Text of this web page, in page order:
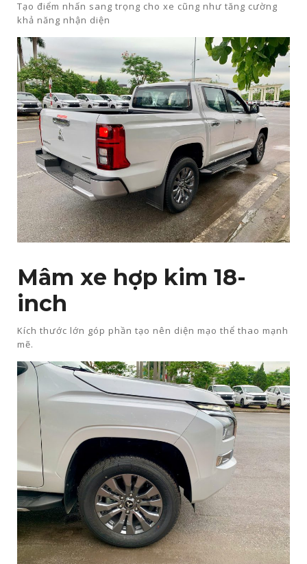
Tạo điểm nhấn sang trọng cho xe cũng như tăng cường
khả năng nhận diện
Mâm xe hợp kim 18-
inch
Kích thước lớn góp phần tạo nên diện mạo thể thao mạnh
mẽ.​